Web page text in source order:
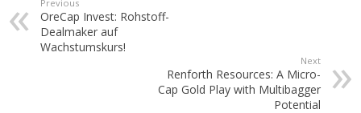
Previous
OreCap Invest: Rohstoff-
Dealmaker auf
Wachstumskurs!
Next
Renforth Resources: A Micro-
Cap Gold Play with Multibagger
Potential